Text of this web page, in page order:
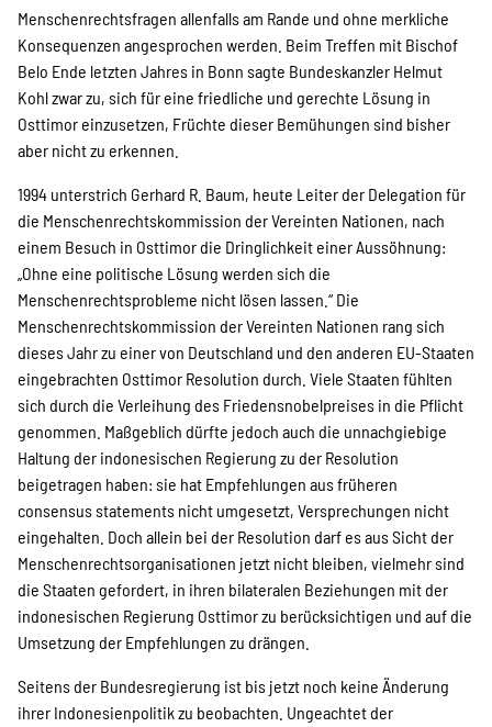
Menschenrechtsfragen allenfalls am Rande und ohne merkliche
Konsequenzen angesprochen werden. Beim Treffen mit Bischof
Belo Ende letzten Jahres in Bonn sagte Bundeskanzler Helmut
Kohl zwar zu, sich für eine friedliche und gerechte Lösung in
Osttimor einzusetzen, Früchte dieser Bemühungen sind bisher
aber nicht zu erkennen.
1994 unterstrich Gerhard R. Baum, heute Leiter der Delegation für
die Menschenrechtskommission der Vereinten Nationen, nach
einem Besuch in Osttimor die Dringlichkeit einer Aussöhnung:
„Ohne eine politische Lösung werden sich die
Menschenrechtsprobleme nicht lösen lassen.“ Die
Menschenrechtskommission der Vereinten Nationen rang sich
dieses Jahr zu einer von Deutschland und den anderen EU-Staaten
eingebrachten Osttimor Resolution durch. Viele Staaten fühlten
sich durch die Verleihung des Friedensnobelpreises in die Pflicht
genommen. Maßgeblich dürfte jedoch auch die unnachgiebige
Haltung der indonesischen Regierung zu der Resolution
beigetragen haben: sie hat Empfehlungen aus früheren
consensus statements nicht umgesetzt, Versprechungen nicht
eingehalten. Doch allein bei der Resolution darf es aus Sicht der
Menschenrechtsorganisationen jetzt nicht bleiben, vielmehr sind
die Staaten gefordert, in ihren bilateralen Beziehungen mit der
indonesischen Regierung Osttimor zu berücksichtigen und auf die
Umsetzung der Empfehlungen zu drängen.
Seitens der Bundesregierung ist bis jetzt noch keine Änderung
ihrer Indonesienpolitik zu beobachten. Ungeachtet der